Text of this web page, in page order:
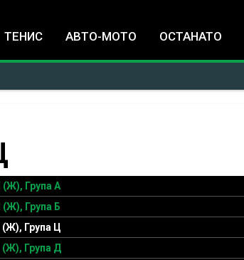
ТЕНИС АВТО-МОТО ОСТАНАТО
(Ж), Група А
(Ж), Група Б
(Ж), Група Ц
(Ж), Група Д